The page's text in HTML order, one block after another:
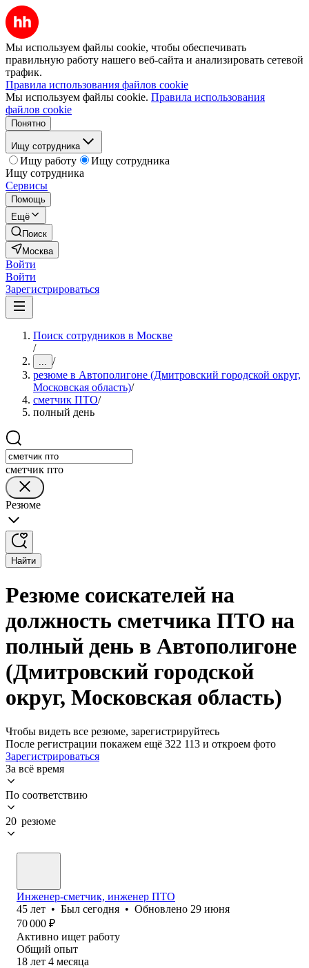
Мы используем файлы cookie, чтобы обеспечивать
правильную работу нашего веб-сайта и анализировать сетевой
трафик.
Правила использования файлов cookie
Мы используем файлы cookie. Правила использования
файлов cookie
Понятно
Ищу сотрудника
Ищу работу
Ищу сотрудника
Ищу сотрудника
Сервисы
Помощь
Ещё
Поиск
Москва
Войти
Войти
Зарегистрироваться
Поиск сотрудников в Москве
/
... /
резюме в Автополигоне (Дмитровский городской округ,
Московская область)/
сметчик ПТО/
полный день
сметчик пто
Резюме
Найти
Резюме соискателей на
должность сметчика ПТО на
полный день в Автополигоне
(Дмитровский городской
округ, Московская область)
Чтобы видеть все резюме, зарегистрируйтесь
После регистрации покажем ещё 322 113 и откроем фото
Зарегистрироваться
За всё время
По соответствию
20 резюме
Инженер-сметчик, инженер ПТО
45 лет • Был сегодня • Обновлено 29 июня
70 000 ₽
Активно ищет работу
Общий опыт
18 лет 4 месяца